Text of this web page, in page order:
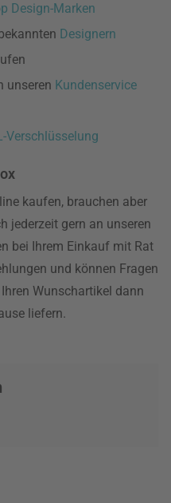
Design-Marken
Designern
unseren Kundenservice
Verschlüsselung
kaufen, brauchen aber
jederzeit gern an unseren
bei Ihrem Einkauf mit Rat
und können Fragen
Wunschartikel dann
liefern.